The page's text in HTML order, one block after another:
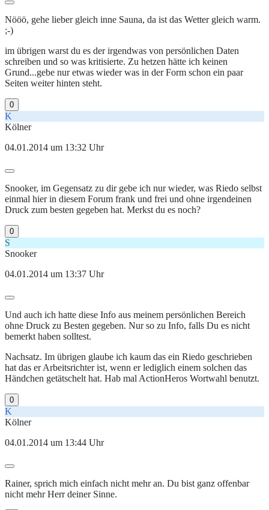
Nööö, gehe lieber gleich inne Sauna, da ist das Wetter gleich warm.
;-)
im übrigen warst du es der irgendwas von persönlichen Daten
schreiben und so was kritisierte. Zu hetzen hätte ich keinen
Grund...gebe nur etwas wieder was in der Form schon ein paar
Seiten weiter hinten steht.
0
K
Kölner
04.01.2014 um 13:32 Uhr
Snooker, im Gegensatz zu dir gebe ich nur wieder, was Riedo selbst
einmal hier in diesem Forum frank und frei und ohne irgendeinen
Druck zum besten gegeben hat. Merkst du es noch?
0
S
Snooker
04.01.2014 um 13:37 Uhr
Und auch ich hatte diese Info aus meinem persönlichen Bereich
ohne Druck zu Besten gegeben. Nur so zu Info, falls Du es nicht
bemerkt haben solltest.
Nachsatz. Im übrigen glaube ich kaum das ein Riedo geschrieben
hat das er Arbeitsrichter ist, wenn er lediglich einem solchen das
Händchen getätschelt hat. Hab mal ActionHeros Wortwahl benutzt.
0
K
Kölner
04.01.2014 um 13:44 Uhr
Rainer, sprich mich einfach nicht mehr an. Du bist ganz offenbar
nicht mehr Herr deiner Sinne.